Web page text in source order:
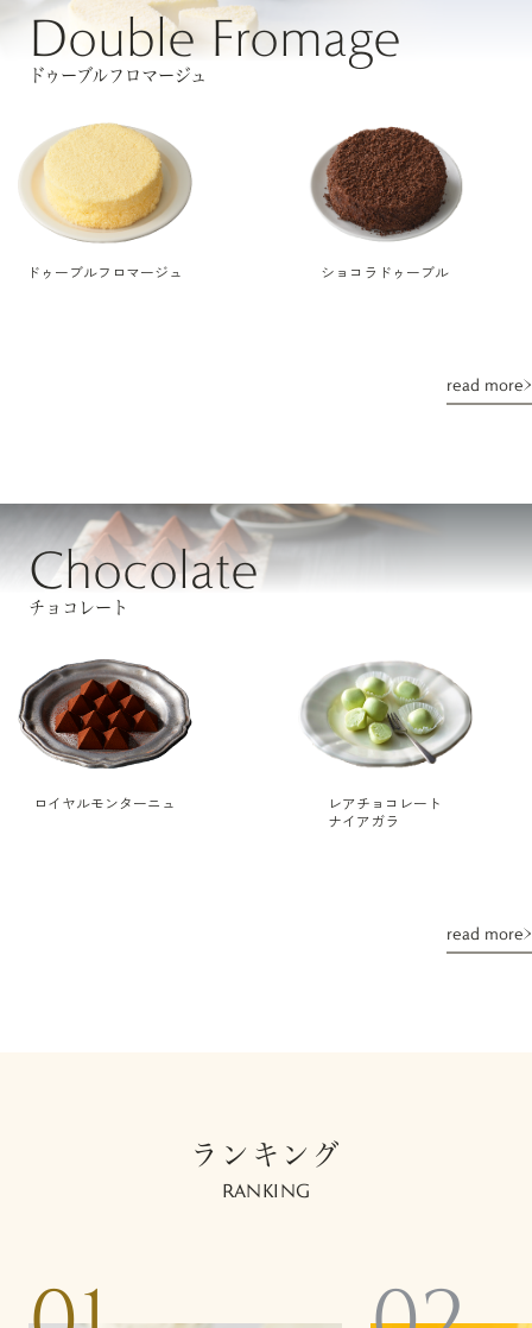
Double Fromage
ドゥーブルフロマージュ
ドゥーブルフロマージュ ショコラドゥーブル
read more
Chocolate
チョコレート
ロイヤルモンターニュ
レアチョコレート
ナイアガラ
read more
ランキング
RANKING